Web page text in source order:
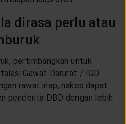
dirasa perlu atau
pertimbangkan untuk
Gawat Darurat / IGD
rawat inap, nakes dapat
penderita DBD dengan lebih